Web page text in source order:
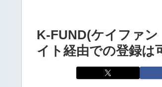
K-FUND(ケイファ
イト経由での登録は